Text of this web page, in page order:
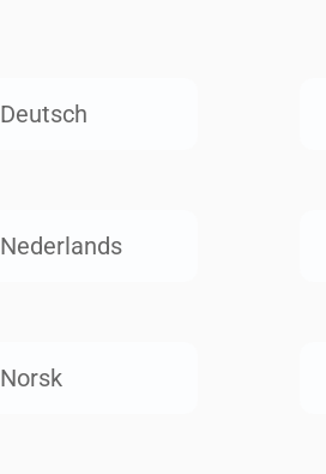
Deutsch
Nederlands
Norsk